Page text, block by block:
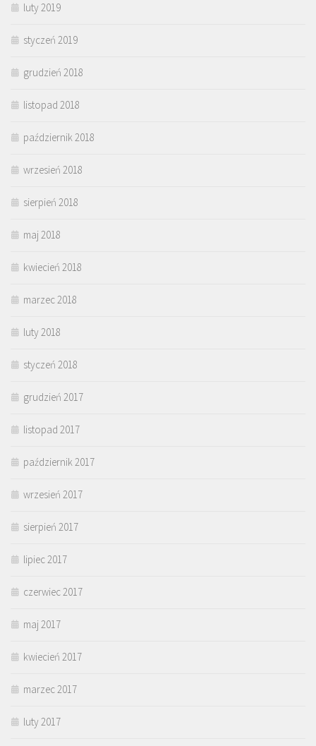
luty 2019
styczeń 2019
grudzień 2018
listopad 2018
październik 2018
wrzesień 2018
sierpień 2018
maj 2018
kwiecień 2018
marzec 2018
luty 2018
styczeń 2018
grudzień 2017
listopad 2017
październik 2017
wrzesień 2017
sierpień 2017
lipiec 2017
czerwiec 2017
maj 2017
kwiecień 2017
marzec 2017
luty 2017